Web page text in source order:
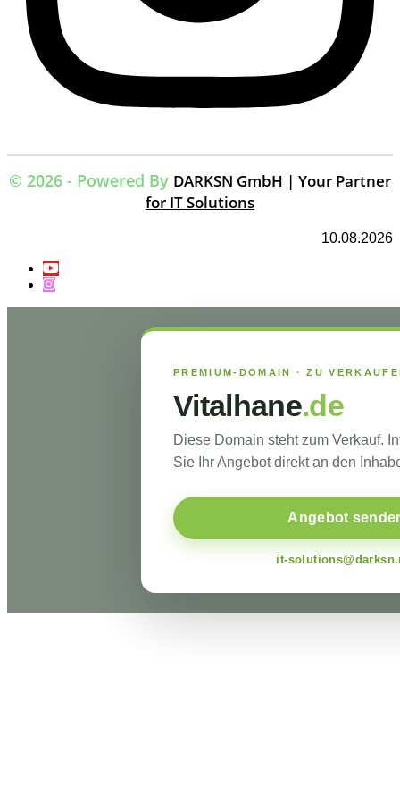
© 2026 - Powered By DARKSN GmbH | Your Partner
for IT Solutions
10.08.2026
PREMIUM-DOMAIN · ZU
Vitalhane.de
Diese Domain steht zum Verkauf.
Sie Ihr Angebot direkt an den
Angebot
it-